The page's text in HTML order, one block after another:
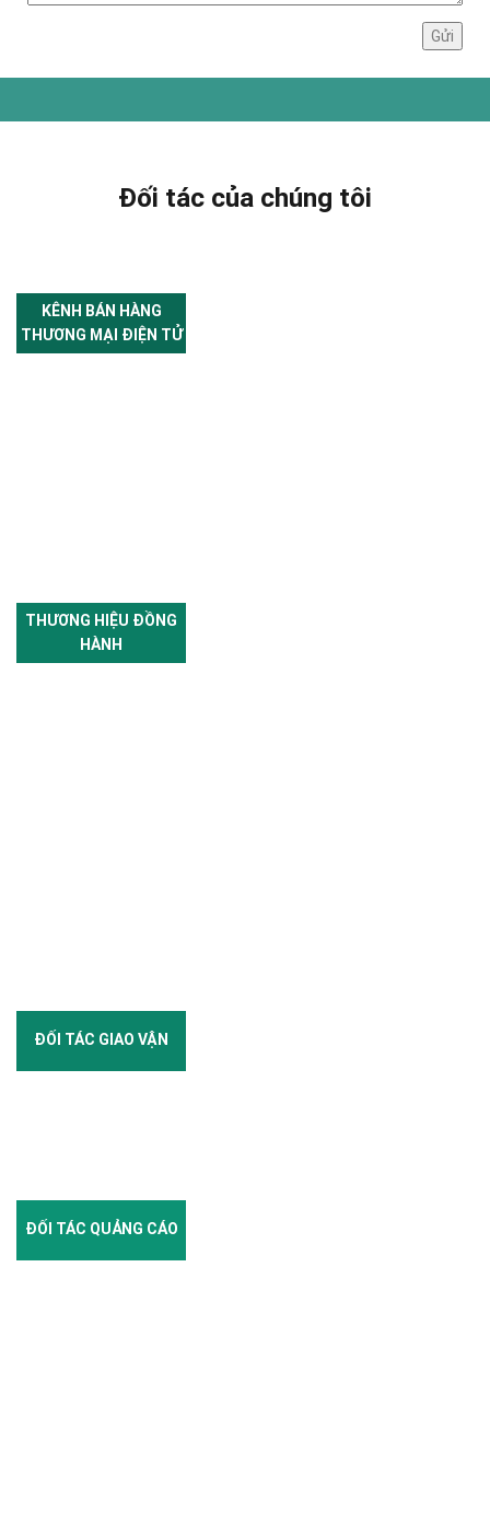
Đối tác của chúng tôi
KÊNH BÁN HÀNG
THƯƠNG MẠI ĐIỆN TỬ
THƯƠNG HIỆU ĐỒNG
HÀNH
ĐỐI TÁC GIAO VẬN
ĐỐI TÁC QUẢNG CÁO